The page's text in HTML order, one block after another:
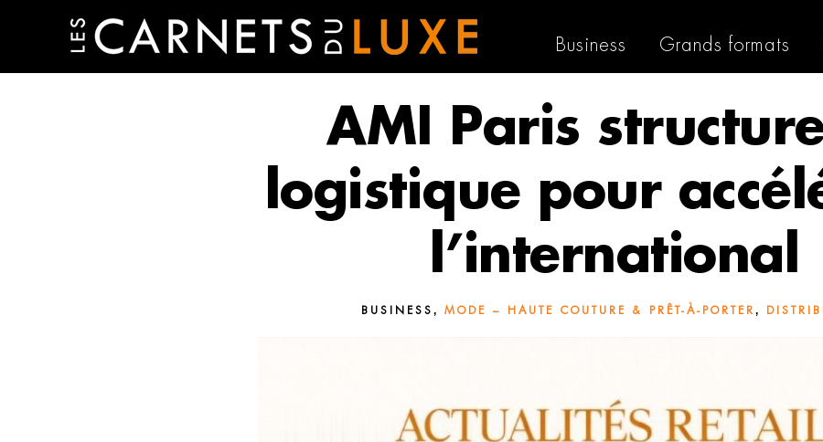
Business Grands formats
AMI Paris
logistique pour
l’international
BUSINESS , MODE – HAUTE COUTURE & PRÊT-À-PORTER ,